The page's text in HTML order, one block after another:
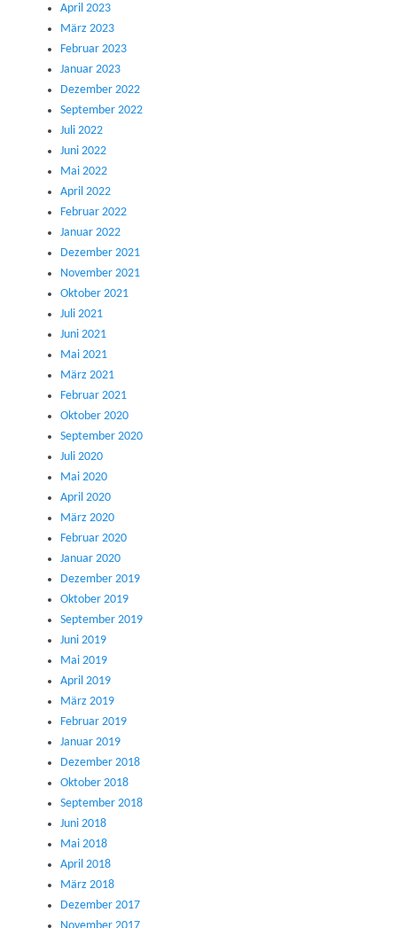
April 2023
März 2023
Februar 2023
Januar 2023
Dezember 2022
September 2022
Juli 2022
Juni 2022
Mai 2022
April 2022
Februar 2022
Januar 2022
Dezember 2021
November 2021
Oktober 2021
Juli 2021
Juni 2021
Mai 2021
März 2021
Februar 2021
Oktober 2020
September 2020
Juli 2020
Mai 2020
April 2020
März 2020
Februar 2020
Januar 2020
Dezember 2019
Oktober 2019
September 2019
Juni 2019
Mai 2019
April 2019
März 2019
Februar 2019
Januar 2019
Dezember 2018
Oktober 2018
September 2018
Juni 2018
Mai 2018
April 2018
März 2018
Dezember 2017